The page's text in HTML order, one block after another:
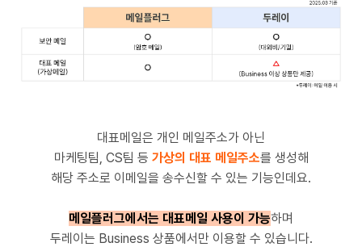
대표메일은 개인 메일주소가 아닌
마케팅팀, CS팀 등 가상의 대표 메일주소를 생성해
해당 주소로 이메일을 송수신할 수 있는 기능인데요.
메일플러그에서는 대표메일 사용이 가능하며
두레이는 Business 상품에서만 이용할 수 있습니다.